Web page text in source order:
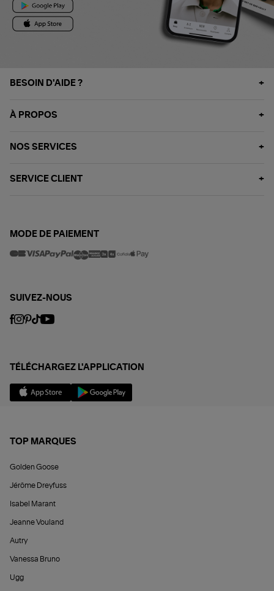
BESOIN D'AIDE ?
À PROPOS
NOS SERVICES
SERVICE CLIENT
MODE DE PAIEMENT
SUIVEZ-NOUS
TÉLÉCHARGEZ L'APPLICATION
TOP MARQUES
Golden Goose
Jérôme Dreyfuss
Isabel Marant
Jeanne Vouland
Autry
Vanessa Bruno
Ugg